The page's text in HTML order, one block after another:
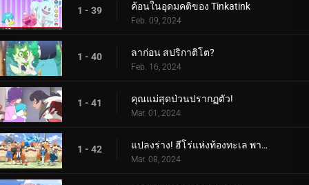
1 - 39 ค้อนในอุดมคติของ Tinkatink
Feb. 09, 2024
1 - 40 ลาก่อน สปริกาติโต?
Feb. 16, 2024
1 - 41 คุณแม่สุดป่วนปรากฏตัว!
Mar. 01, 2024
1 - 42 แปลงร่าง! ฮีโร่แห่งท้องทะเล พาลาฟิน
Mar. 08, 2024